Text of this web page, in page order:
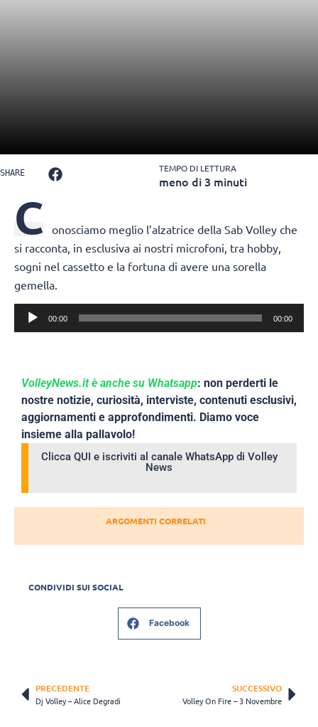
SHARE TEMPO DI LETTURA
meno di 3 minuti
C onosciamo meglio l’alzatrice della Sab Volley che
si racconta, in esclusiva ai nostri microfoni, tra hobby,
sogni nel cassetto e la fortuna di avere una sorella
gemella.
Audio
Player
00:00 00:00
VolleyNews.it è anche su Whatsapp: non perderti le
nostre notizie, curiosità, interviste, contenuti esclusivi,
aggiornamenti e approfondimenti. Diamo voce
insieme alla pallavolo!
Clicca QUI e iscriviti al canale WhatsApp di Volley
News
ARGOMENTI CORRELATI
CONDIVIDI SUI SOCIAL
Facebook
PRECEDENTE
Dj Volley – Alice Degradi
SUCCESSIVO
Volley On Fire – 3 Novembre